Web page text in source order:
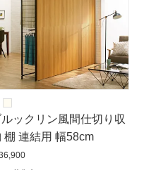
ックリン風間仕切り収
棚 連結用 幅58cm